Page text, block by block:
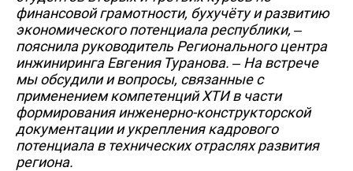
финансовой грамотности, бухучёту и развитию
экономического потенциала республики, –
пояснила руководитель Регионального центра
инжиниринга Евгения Туранова. – На встрече
мы обсудили и вопросы, связанные с
применением компетенций ХТИ в части
формирования инженерно-конструкторской
документации и укрепления кадрового
потенциала в технических отраслях развития
региона.